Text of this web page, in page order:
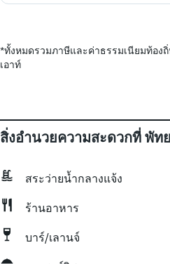
*ทั้งหมดรวมภาษีและค่าธรรมเนียมท้อง
เอาท์
สิ่งอำนวยความสะดวกที่ พัท
สระว่ายน้ำกลางแจ้ง
ร้านอาหาร
บาร์/เลานจ์